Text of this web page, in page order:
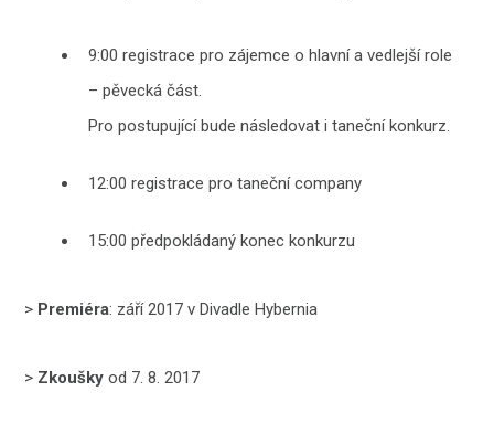
9:00 registrace pro zájemce o hlavní a vedlejší role
– pěvecká část.
Pro postupující bude následovat i taneční konkurz.
12:00 registrace pro taneční company
15:00 předpokládaný konec konkurzu
> Premiéra: září 2017 v Divadle Hybernia
> Zkoušky od 7. 8. 2017